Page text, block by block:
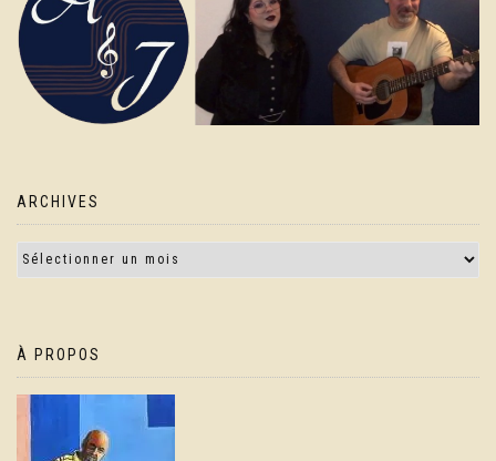
ARCHIVES
À PROPOS